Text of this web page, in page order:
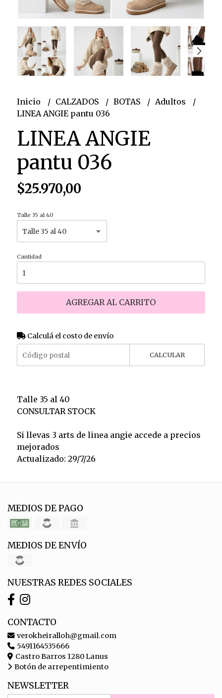
Inicio CALZADOS BOTAS
Adultos
LINEA ANGIE pantu 036
LINEA ANGIE
pantu 036
$25.970,00
Talle 35 al 40
Cantidad
AGREGAR AL CARRITO
Calculá el costo de envío
CALCULAR
Talle 35 al 40
CONSULTAR STOCK
Si llevas 3 arts de linea angie accede a precios
mejorados
Actualizado: 29/7/26
MEDIOS DE PAGO
MEDIOS DE ENVÍO
NUESTRAS REDES SOCIALES
CONTACTO
verokheiralloh@gmail.com
5491164535666
Castro Barros 1280 Lanus
Botón de arrepentimiento
NEWSLETTER